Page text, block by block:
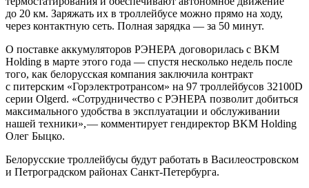
до 20 км. Заряжать их в троллейбусе можно прямо на ходу,
через контактную сеть. Полная зарядка — ​за 50 минут.
О поставке аккумуляторов РЭНЕРА договорилась с BKM
Holding в марте этого года — ​спустя несколько недель после
того, как белорусская компания заключила контракт
с питерским «Горэлектротрансом» на 97 троллейбусов 32100D
серии Olgerd. «Сотрудничество с РЭНЕРА позволит добиться
максимального удобства в эксплуатации и обслуживании
нашей техники», — ​комментирует гендиректор BKM Holding
Олег Быцко.
Белорусские троллейбусы будут работать в Василеостровском
и Петроградском районах Санкт-­Петербурга.